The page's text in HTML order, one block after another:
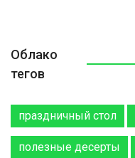
Облако
тегов
праздничный стол
полезные десерты